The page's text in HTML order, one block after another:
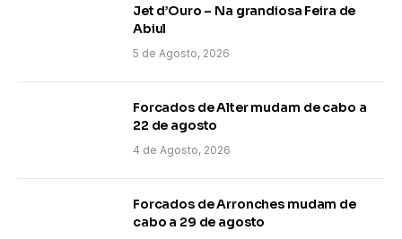
Jet d’Ouro – Na grandiosa Feira de
Abiul
5 de Agosto, 2026
Forcados de Alter mudam de cabo a
22 de agosto
4 de Agosto, 2026
Forcados de Arronches mudam de
cabo a 29 de agosto